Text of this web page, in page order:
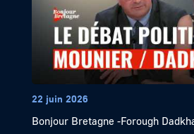
22 juin 2026
Bonjour Bretagne -Forough